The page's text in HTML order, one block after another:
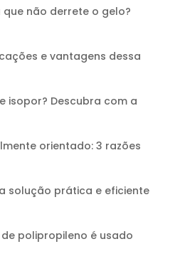
que não derrete o gelo?
e vantagens dessa
isopor? Descubra com a
orientado: 3 razões
solução prática e eficiente
polipropileno é usado